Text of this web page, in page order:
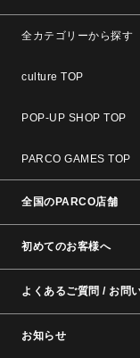
全カテゴリーから探す
culture TOP
POP-UP SHOP TOP
PARCO GAMES TOP
全国のPARCO店舗
初めてのお客様へ
よくあるご質問 / お問
お知らせ